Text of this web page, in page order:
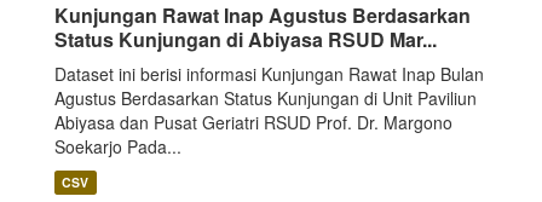
Kunjungan Rawat Inap Agustus Berdasarkan
Status Kunjungan di Abiyasa RSUD Mar...
Dataset ini berisi informasi Kunjungan Rawat Inap Bulan
Agustus Berdasarkan Status Kunjungan di Unit Paviliun
Abiyasa dan Pusat Geriatri RSUD Prof. Dr. Margono
Soekarjo Pada...
CSV